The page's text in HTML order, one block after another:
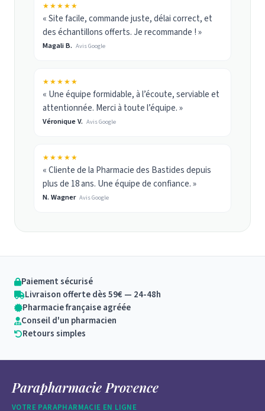
★★★★★
« Site facile, commande juste, délai correct, et
des échantillons offerts. Je recommande ! »
Magali B. Avis Google
★★★★★
« Une équipe formidable, à l’écoute, serviable et
attentionnée. Merci à toute l’équipe. »
Véronique V. Avis Google
★★★★★
« Cliente de la Pharmacie des Bastides depuis
plus de 18 ans. Une équipe de confiance. »
N. Wagner Avis Google
Paiement sécurisé
Livraison offerte dès 59€ — 24-48h
Pharmacie française agréée
Conseil d'un pharmacien
Retours simples
Parapharmacie Provence
VOTRE PARAPHARMACIE EN LIGNE